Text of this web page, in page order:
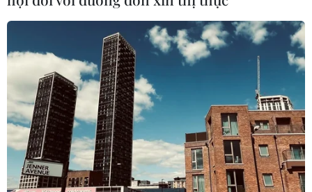
Xem thêm
CƠ QUAN CHỦ QUẢN: THÔNG TẤN XÃ VIỆT NAM
Tổng Biên tập: TRẦN TIẾN DUẨN
Phó Tổng Biên tập: NGUYỄN THỊ TÁM, KHÚC THANH